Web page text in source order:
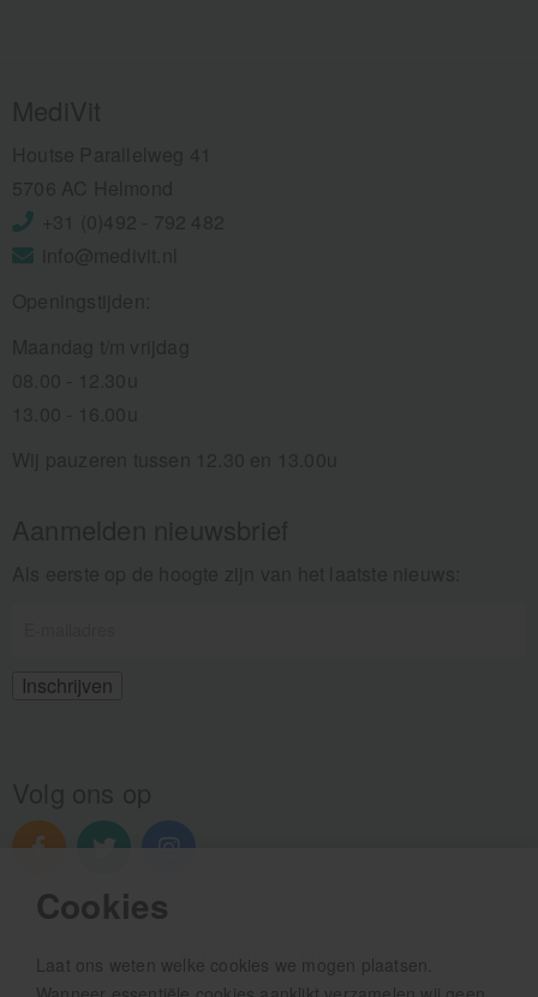
Cookies
Laat ons weten welke cookies we mogen plaatsen.
Verzendinformatie / retourbeleid